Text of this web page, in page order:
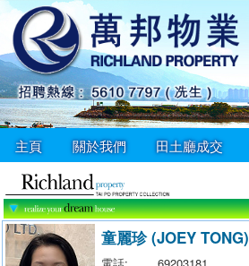
主頁 關於我們 田土廳成交
童麗珍 (JOEY TONG)